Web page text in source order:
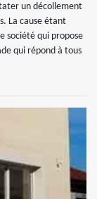
un décollement
La cause étant
société qui propose
qui répond à tous